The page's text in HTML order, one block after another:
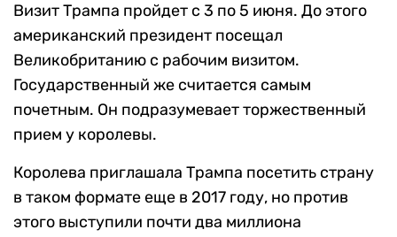
Визит Трампа пройдет с 3 по 5 июня. До этого
американский президент посещал
Великобританию с рабочим визитом.
Государственный же считается самым
почетным. Он подразумевает торжественный
прием у королевы.
Королева приглашала Трампа посетить страну
в таком формате еще в 2017 году, но против
этого выступили почти два миллиона